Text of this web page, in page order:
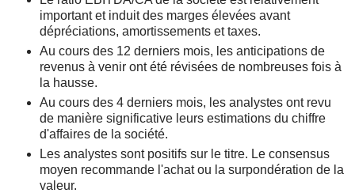
important et induit des marges élevées avant
dépréciations, amortissements et taxes.
Au cours des 12 derniers mois, les anticipations de
revenus à venir ont été révisées de nombreuses fois à
la hausse.
Au cours des 4 derniers mois, les analystes ont revu
de manière significative leurs estimations du chiffre
d'affaires de la société.
Les analystes sont positifs sur le titre. Le consensus
moyen recommande l'achat ou la surpondération de la
valeur.